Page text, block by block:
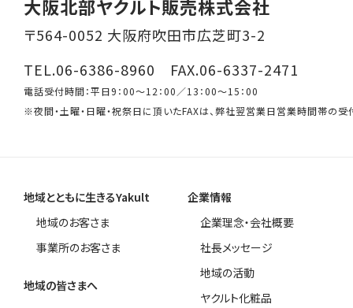
大阪北部ヤクルト販売株式会社
〒564-0052 大阪府吹田市広芝町3-2
TEL.06-6386-8960 FAX.06-6337-2471
電話受付時間：平日9：00～12：00／13：00～15：00
※夜間・土曜・日曜・祝祭日に頂いたFAXは、弊社翌営業日営業時間帯の受
地域とともに生きるYakult
地域のお客さま
事業所のお客さま
地域の皆さまへ
企業情報
企業理念・会社概要
社長メッセージ
地域の活動
ヤクルト化粧品